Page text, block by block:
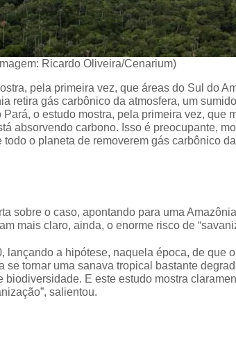
Ricardo Oliveira/Cenarium)
pela primeira vez, que áreas do Sul do
retira gás carbônico da atmosfera, um
o estudo mostra, pela primeira vez, que
absorvendo carbono. Isso é preocupante,
o planeta de removerem gás carbônico
sobre o caso, apontando para uma
mais claro, ainda, o enorme risco de
lançando a hipótese, naquela época, de que
tornar uma sanava tropical bastante
E este estudo mostra
salientou.